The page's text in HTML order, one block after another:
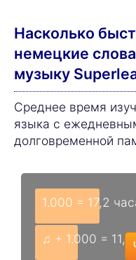
часа/часов
1.000 слов(а) под
часа/часов
★ Сэкономленное
2.000 слов(а) без
34,4 часа/часов
23,3 часа/часов
★ Сэкономленное
3.000 слов(а) без
часа/часов